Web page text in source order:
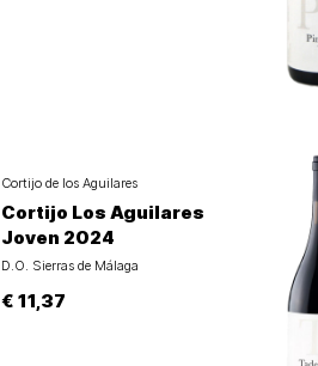
Cortijo de los Aguilares
Cortijo Los Aguilares
Joven 2024
D.O. Sierras de Málaga
€ 11,37